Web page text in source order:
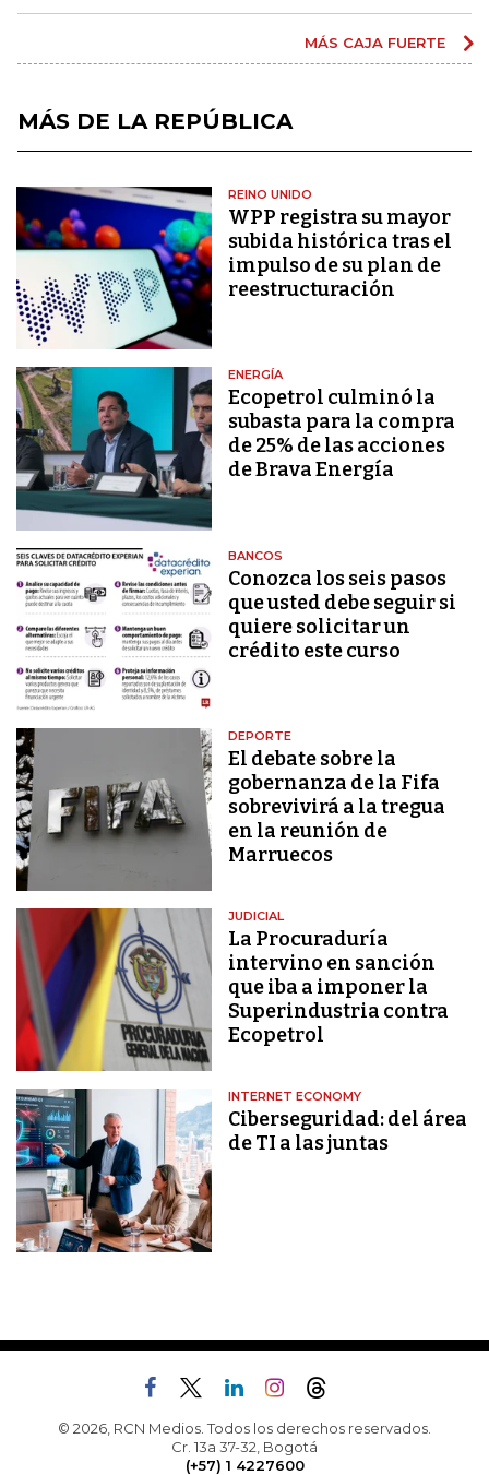
MÁS CAJA FUERTE
MÁS DE LA REPÚBLICA
REINO UNIDO
WPP registra su mayor
subida histórica tras el
impulso de su plan de
reestructuración
ENERGÍA
Ecopetrol culminó la
subasta para la compra
de 25% de las acciones
de Brava Energía
BANCOS
Conozca los seis pasos
que usted debe seguir si
quiere solicitar un
crédito este curso
DEPORTE
El debate sobre la
gobernanza de la Fifa
sobrevivirá a la tregua
en la reunión de
Marruecos
JUDICIAL
La Procuraduría
intervino en sanción
que iba a imponer la
Superindustria contra
Ecopetrol
INTERNET ECONOMY
Ciberseguridad: del área
de TI a las juntas
© 2026, RCN Medios. Todos los derechos reservados.
Cr. 13a 37-32, Bogotá
(+57) 1 4227600